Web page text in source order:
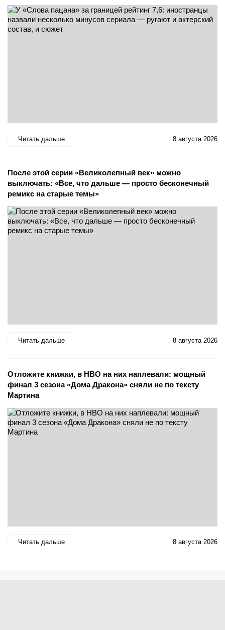
Читать дальше 8 августа 2026
После этой серии «Великолепный век» можно
выключать: «Все, что дальше — просто бесконечный
ремикс на старые темы»
Читать дальше 8 августа 2026
Отложите книжки, в HBO на них наплевали: мощный
финал 3 сезона «Дома Дракона» сняли не по тексту
Мартина
Читать дальше 8 августа 2026